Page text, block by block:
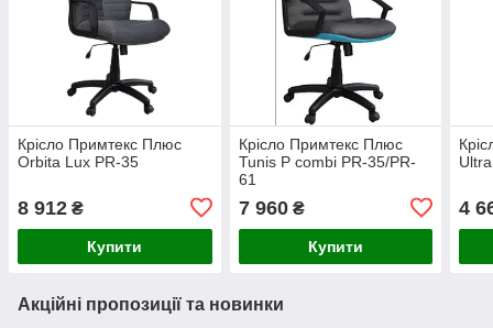
Крісло Примтекс Плюс
Orbita Lux PR-35
8 912 ₴
Купити
Крісло Примтекс Плюс
Tunis P combi PR-35/PR-
61
7 960₴
Купити
4
Акційні пропозиції та новинки